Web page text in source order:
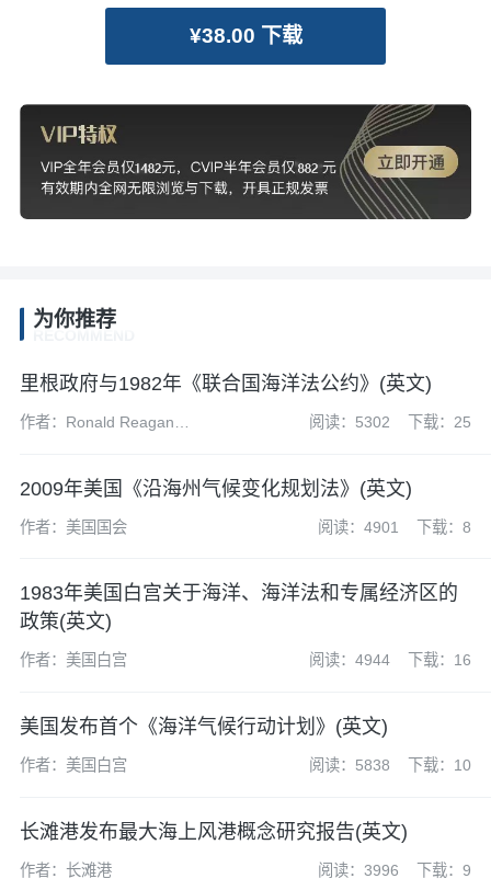
¥38.00 下载
为你推荐
里根政府与1982年《联合国海洋法公约》(英文)
作者：Ronald Reagan
阅读：5302 下载：25
2009年美国《沿海州气候变化规划法》(英文)
作者：美国国会 阅读：4901 下载：8
1983年美国白宫关于海洋、海洋法和专属经济区的
政策(英文)
作者：美国白宫 阅读：4944 下载：16
美国发布首个《海洋气候行动计划》(英文)
作者：美国白宫 阅读：5838 下载：10
长滩港发布最大海上风港概念研究报告(英文)
作者：长滩港 阅读：3996 下载：9